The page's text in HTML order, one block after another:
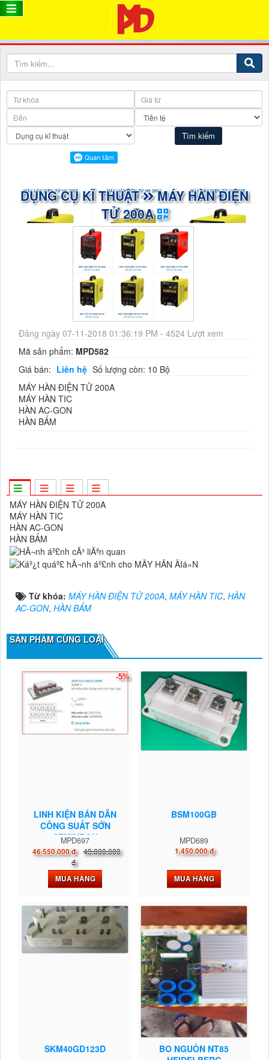
DỤNG CỤ KĨ THUẬT MÁY HÀN ĐIỆN
TỬ 200A
Đăng ngày 07-11-2018 01:36:19 PM - 4524 Lượt xem
Mã sản phẩm: MPD582
Giá bán: Liên hệ Số lượng còn: 10 Bộ
MÁY HÀN ĐIỆN TỬ 200A
MÁY HÀN TIC
HÀN AC-GON
HÀN BẤM
MÁY HÀN ĐIỆN TỬ 200A
MÁY HÀN TIC
HÀN AC-GON
HÀN BẤM
Từ khóa: MÁY HÀN ĐIỆN TỬ 200A, MÁY HÀN TIC, HÀN
AC-GON, HÀN BẤM
SẢN PHẨM CÙNG LOẠI
-5%
LINH KIỆN BÁN DẪN
CÔNG SUẤT SỚN
SEMIKRON
MPD697
46.550.000 đ
49.000.000
đ
MUA HÀNG
BSM100GB
MPD689
1.450.000 đ
MUA HÀNG
SKM40GD123D
BO NGUỒN NT85